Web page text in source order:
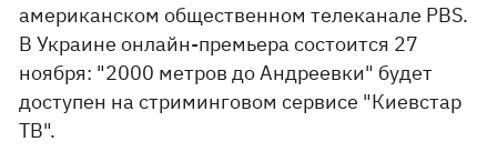
американском общественном телеканале PBS.
В Украине онлайн-премьера состоится 27
ноября: "2000 метров до Андреевки" будет
доступен на стриминговом сервисе "Киевстар
ТВ".